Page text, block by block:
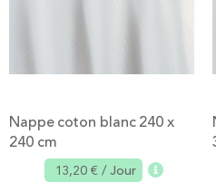
Nappe coton blanc 240 x
240 cm
13,20 €/ Jour